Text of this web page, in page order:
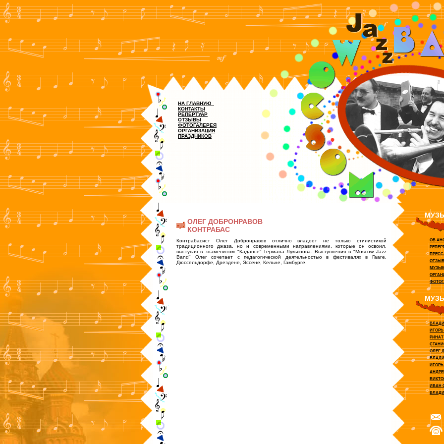
НА ГЛАВНУЮ
КОНТАКТЫ
РЕПЕРТУАР
ОТЗЫВЫ
ФОТОГАЛЕРЕЯ
ОРГАНИЗАЦИЯ
ПРАЗДНИКОВ
ОЛЕГ ДОБРОНРАВОВ
КОНТРАБАС
Контрабасист Олег Добронравов отлично владеет не только стилистикой
традиционного джаза, но и современными направлениями, которые он освоил,
выступая в знаменитом "Кадансе" Германа Лукьянова. Выступления в "Moscow Jazz
Band" Олег сочетает с педагогической деятельностью в фестивалях в Гааге,
Дюссельдорфе, Дрездене, Эссене, Кельне, Гамбурге.
ОБ
ОЛЕГ
ИВАН